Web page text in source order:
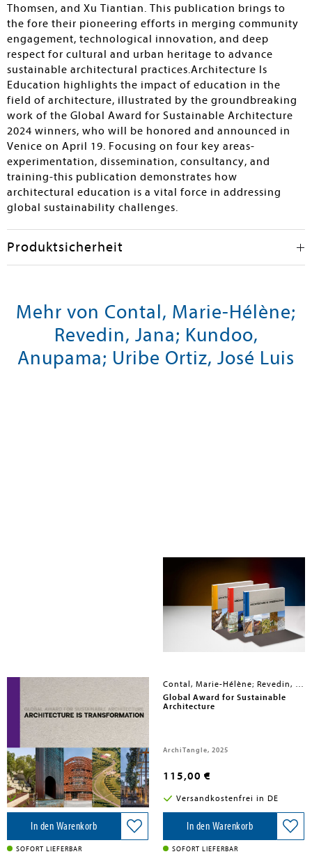
Thomsen, and Xu Tiantian. This publication brings to
the fore their pioneering efforts in merging community
engagement, technological innovation, and deep
respect for cultural and urban heritage to advance
sustainable architectural practices.Architecture Is
Education highlights the impact of education in the
field of architecture, illustrated by the groundbreaking
work of the Global Award for Sustainable Architecture
2024 winners, who will be honored and announced in
Venice on April 19. Focusing on four key areas-
experimentation, dissemination, consultancy, and
training-this publication demonstrates how
architectural education is a vital force in addressing
global sustainability challenges.
Produktsicherheit
Mehr von Contal, Marie-Hélène;
Revedin, Jana; Kundoo,
Anupama; Uribe Ortiz, José Luis
Architecture Is Transformation
ArchiTangle GmbH, 2026
48,00 €
Versandkostenfrei in DE
In den Warenkorb
SOFORT LIEFERBAR
Contal, Marie-Hélène; Revedin, Jana; Kundoo, Anupama; Uribe Ortiz, José Luis
Global Award for Sustainable
Architecture
ArchiTangle, 2025
115,00 €
Versandkostenfrei in DE
In den Warenkorb
SOFORT LIEFERBAR